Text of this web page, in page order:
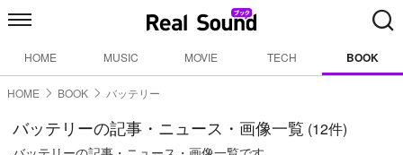
HOME MUSIC MOVIE TECH BOOK
HOME BOOK バッテリー
バッテリーの記事・ニュース・画像一覧 (12件)